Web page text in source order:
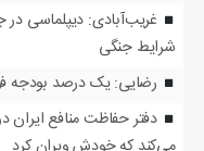
غریب‌آبادی: دیپلماسی در
شرایط جنگی
رضایی: یک درصد بودجه
دفتر حفاظت منافع ایران